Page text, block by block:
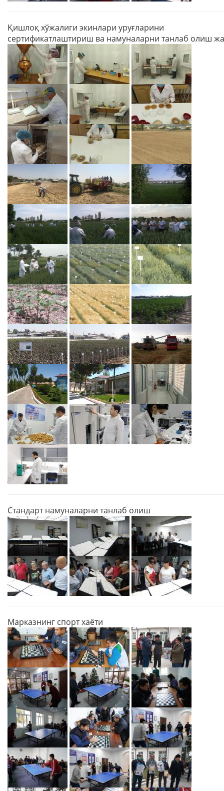
Қишлоқ хўжалиги экинлари уруғларини
сертификатлаштириш ва намуналарни танлаб олиш
Стандарт намуналарни танлаб олиш
Марказнинг спорт хаёти